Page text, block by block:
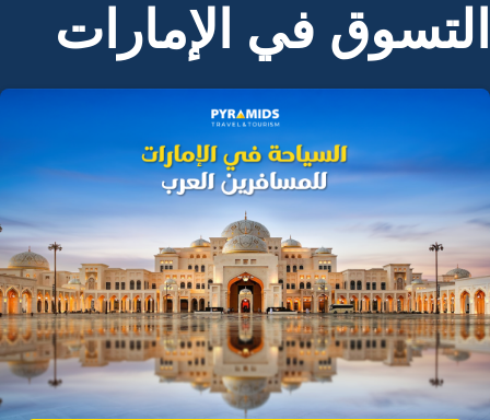
التسوق في الإمارات